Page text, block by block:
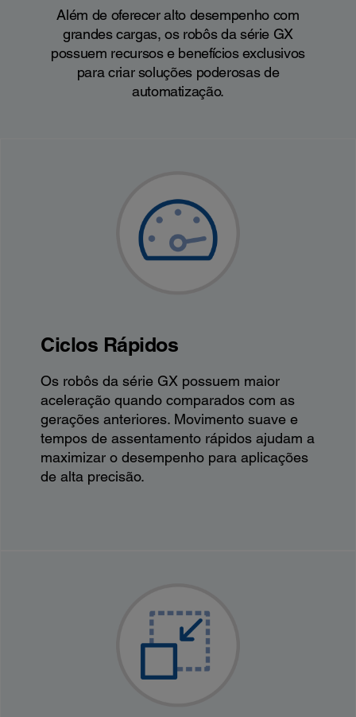
Além de oferecer alto desempenho com
grandes cargas, os robôs da série GX
possuem recursos e benefícios exclusivos
para criar soluções poderosas de
automatização.
Ciclos Rápidos
Os robôs da série GX possuem maior
aceleração quando comparados com as
gerações anteriores. Movimento suave e
tempos de assentamento rápidos ajudam a
maximizar o desempenho para aplicações
de alta precisão.